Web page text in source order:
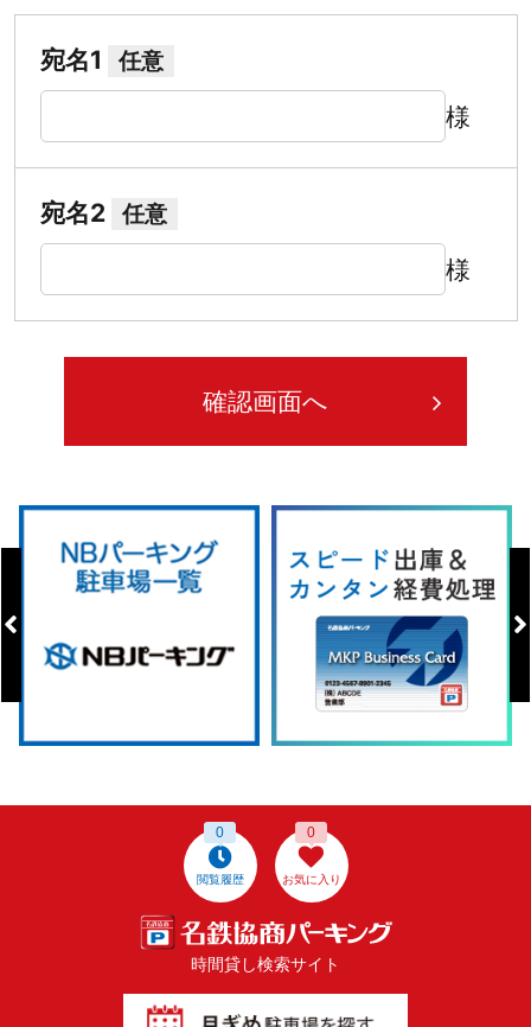
宛名1 任意
様
宛名2 任意
様
閲覧履歴
0
お気に入り
0
時間貸し検索サイト